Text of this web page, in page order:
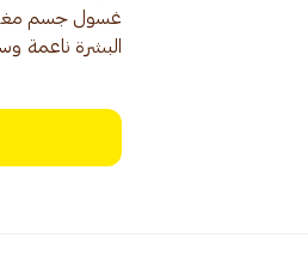
البشرة ناعمة